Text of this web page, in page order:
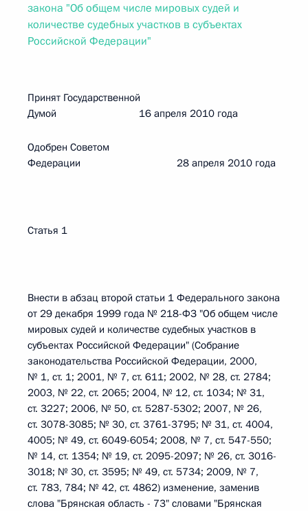
закона "Об общем числе мировых судей и
количестве судебных участков в субъектах
Российской Федерации"
Принят Государственной
Думой 16 апреля 2010 года
Одобрен Советом
Федерации 28 апреля 2010 года
Статья 1
Внести в абзац второй статьи 1 Федерального закона
от 29 декабря 1999 года № 218-ФЗ "Об общем числе
мировых судей и количестве судебных участков в
субъектах Российской Федерации" (Собрание
законодательства Российской Федерации, 2000,
№ 1, ст. 1; 2001, № 7, ст. 611; 2002, № 28, ст. 2784;
2003, № 22, ст. 2065; 2004, № 12, ст. 1034; № 31,
ст. 3227; 2006, № 50, ст. 5287-5302; 2007, № 26,
ст. 3078-3085; № 30, ст. 3761-3795; № 31, ст. 4004,
4005; № 49, ст. 6049-6054; 2008, № 7, ст. 547-550;
№ 14, ст. 1354; № 19, ст. 2095-2097; № 26, ст. 3016-
3018; № 30, ст. 3595; № 49, ст. 5734; 2009, № 7,
ст. 783, 784; № 42, ст. 4862) изменение, заменив
слова "Брянская область - 73" словами "Брянская